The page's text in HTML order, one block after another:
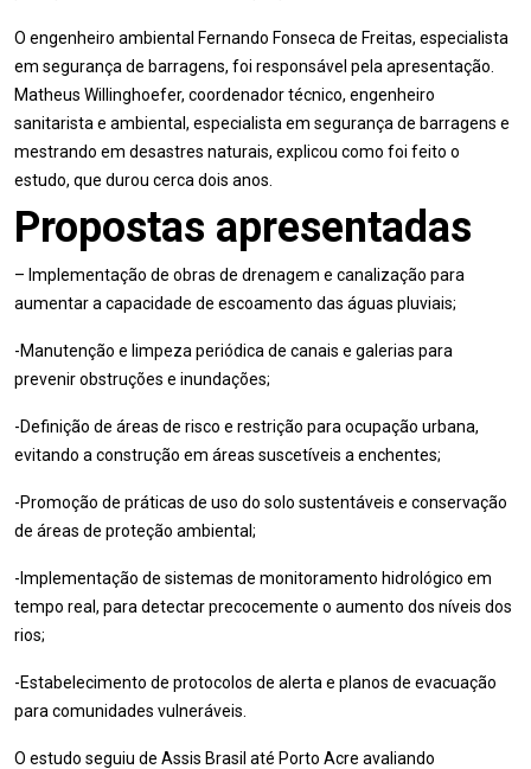
O engenheiro ambiental Fernando Fonseca de Freitas, especialista
em segurança de barragens, foi responsável pela apresentação.
Matheus Willinghoefer, coordenador técnico, engenheiro
sanitarista e ambiental, especialista em segurança de barragens e
mestrando em desastres naturais, explicou como foi feito o
estudo, que durou cerca dois anos.
Propostas apresentadas
– Implementação de obras de drenagem e canalização para
aumentar a capacidade de escoamento das águas pluviais;
-Manutenção e limpeza periódica de canais e galerias para
prevenir obstruções e inundações;
-Definição de áreas de risco e restrição para ocupação urbana,
evitando a construção em áreas suscetíveis a enchentes;
-Promoção de práticas de uso do solo sustentáveis e conservação
de áreas de proteção ambiental;
-Implementação de sistemas de monitoramento hidrológico em
tempo real, para detectar precocemente o aumento dos níveis dos
rios;
-Estabelecimento de protocolos de alerta e planos de evacuação
para comunidades vulneráveis.
O estudo seguiu de Assis Brasil até Porto Acre avaliando